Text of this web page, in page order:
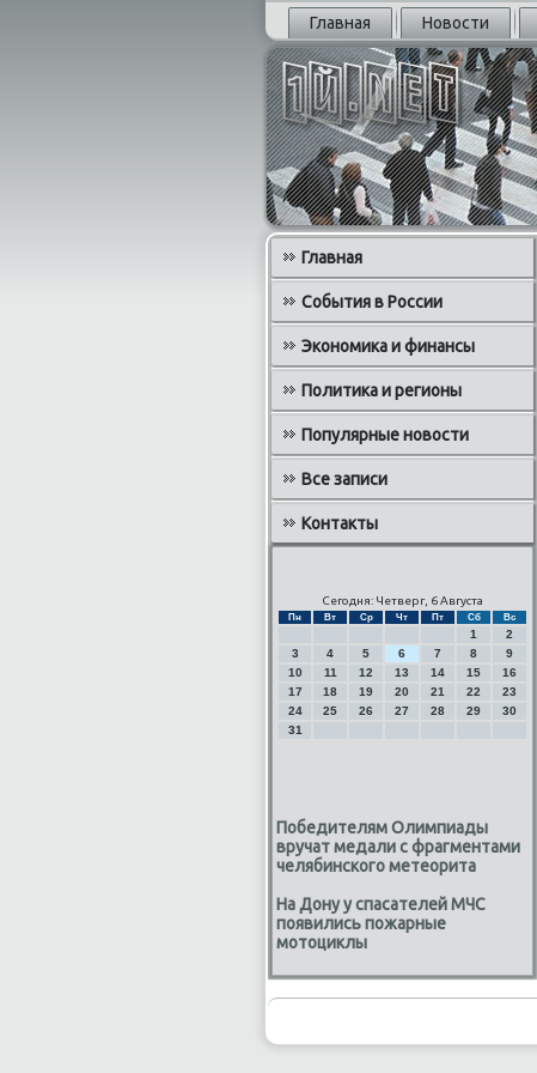
Главная Новости
Главная
События в России
Экономика и финансы
Политика и регионы
Популярные новости
Все записи
Контакты
Сегодня: Четверг, 6 Августа
Пн Вт Ср Чт Пт Сб Вс
1
2
3
4 5 6 7 8
9
10
11 12 13 14 15
16
17
18 19 20 21 22
23
24
25 26 27 28 29
30
31
Победителям Олимпиады
вручат медали с фрагментами
челябинского метеорита
На Дону у спасателей МЧС
появились пожарные
мотоциклы